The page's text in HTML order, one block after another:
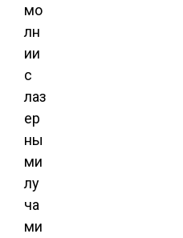
мо
лн
ии
с
лаз
ер
ны
ми
лу
ча
ми